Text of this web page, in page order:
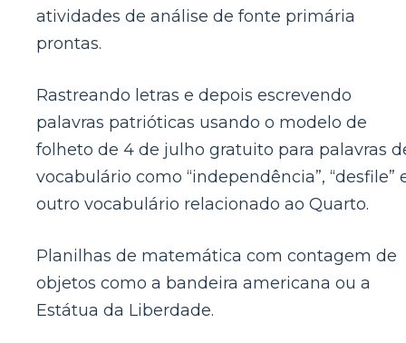
atividades de análise de fonte primária
prontas.
Rastreando letras e depois escrevendo
palavras patrióticas usando o modelo de
folheto de 4 de julho gratuito para palavras
vocabulário como “independência”, “desfile”
outro vocabulário relacionado ao Quarto.
Planilhas de matemática com contagem de
objetos como a bandeira americana ou a
Estátua da Liberdade.